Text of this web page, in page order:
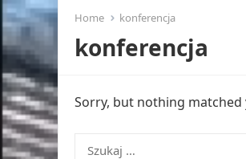
Home konferencja
konferencja
Sorry, but nothing
Szukaj: